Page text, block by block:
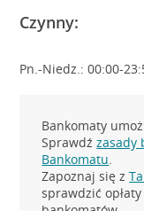
Czynny:
Pn.-Niedz.: 00:00-
Bankomaty
Sprawdźzasady
Bankomatu.
Zapoznaj się z
sprawdzić